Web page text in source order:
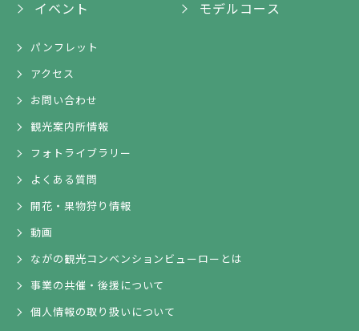
イベント
モデルコース
パンフレット
アクセス
お問い合わせ
観光案内所情報
フォトライブラリー
よくある質問
開花・果物狩り情報
動画
ながの観光コンベンションビューローとは
事業の共催・後援について
個人情報の取り扱いについて